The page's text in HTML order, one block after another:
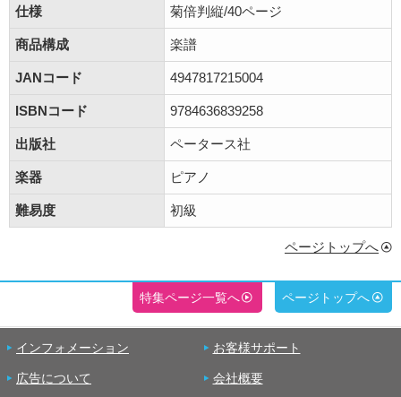
仕様 菊倍判縦/40ページ
商品構成 楽譜
JANコード 4947817215004
ISBNコード 9784636839258
出版社 ペータース社
楽器 ピアノ
難易度 初級
ページトップへ
特集ページ一覧へ ページトップへ
インフォメーション お客様サポート
広告について 会社概要